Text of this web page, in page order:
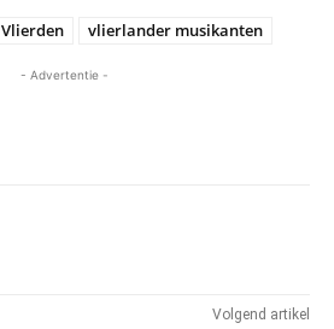
Vlierden vlierlander musikanten
- Advertentie -
Volgend artikel